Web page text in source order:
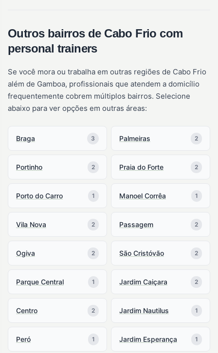
Outros bairros de Cabo Frio com
personal trainers
Se você mora ou trabalha em outras regiões de Cabo Frio
além de Gamboa, profissionais que atendem a domicílio
frequentemente cobrem múltiplos bairros. Selecione
abaixo para ver opções em outras áreas:
Braga 3 Palmeiras 2
Portinho 2 Praia do Forte 2
Porto do Carro 1 Manoel Corrêa 1
Vila Nova 2 Passagem 2
Ogiva 2 São Cristóvão 2
Parque Central 1 Jardim Caiçara 2
Centro 2 Jardim Nautilus 1
Peró 1 Jardim Esperança 1